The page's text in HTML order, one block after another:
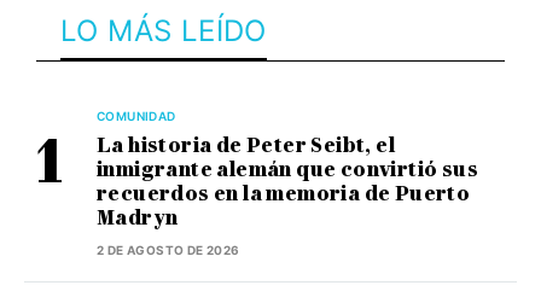
LO MÁS LEÍDO
COMUNIDAD
La historia de Peter Seibt, el
inmigrante alemán que convirtió sus
recuerdos en la memoria de Puerto
Madryn
2 DE AGOSTO DE 2026